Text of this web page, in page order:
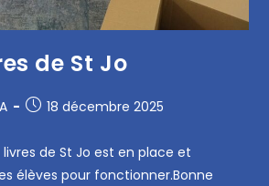
de St Jo
18 décembre 2025
de St Jo est en place et
élèves pour fonctionner.Bonne